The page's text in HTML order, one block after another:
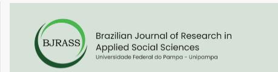
Navegação
Principal
Conteúdo
principal
Barra
Lateral